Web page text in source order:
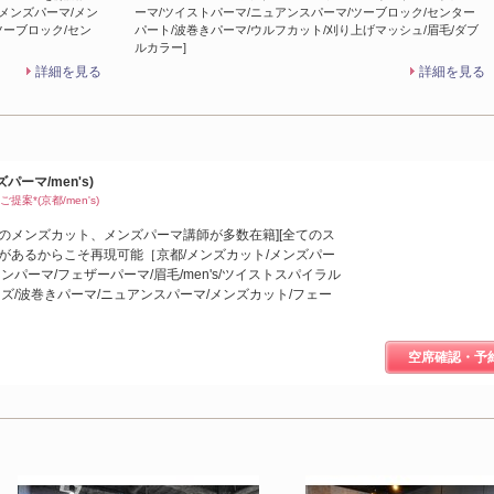
ンズパーマ/メン
ブロック/セン
詳細を見る
ーマ/ツイストパーマ/ニュアンスパーマ/ツーブロック/センター
パート/波巻きパーマ/ウルフカット/刈り上げマッシュ/眉毛/ダブ
ルカラー]
詳細を見る
パーマ/men's)
提案*(京都/men's)
メンズカット、メンズパーマ講師が多数在籍][全てのス
あるからこそ再現可能［京都/メンズカット/メンズパー
パーマ/フェザーパーマ/眉毛/men's/ツイストスパイラル
/波巻きパーマ/ニュアンスパーマ/メンズカット/フェー
空席確認・予